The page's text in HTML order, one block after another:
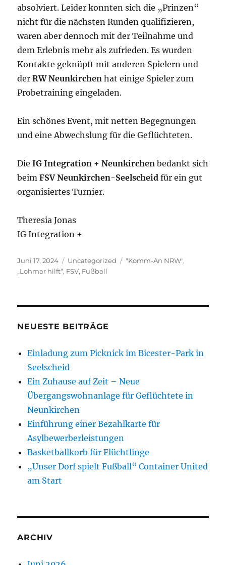
absolviert. Leider konnten sich die „Prinzen“
nicht für die nächsten Runden qualifizieren,
waren aber dennoch mit der Teilnahme und
dem Erlebnis mehr als zufrieden. Es wurden
Kontakte geknüpft mit anderen Spielern und
derRW Neunkirchen hat einige Spieler zum
Probetraining eingeladen.
Ein schönes Event, mit netten Begegnungen
und eine Abwechslung für die Geflüchteten.
DieIG Integration + Neunkirchen bedankt sich
beimFSV Neunkirchen-Seelscheid für ein gut
organisiertes Turnier.
Theresia Jonas
IG Integration +
Veröffentlicht
am
Juni 17, 2024 Kategorien
Uncategorized Schlagwörter
"Komm-An NRW",
„Lohmar hilft“, FSV, Fußball
NEUESTE BEITRÄGE
Einladung zum Picknick im Bicester-Park in
Seelscheid
Ein Zuhause auf Zeit – Neue
Übergangswohnanlage für Geflüchtete in
Neunkirchen
Einführung einer Bezahlkarte für
Asylbewerberleistungen
Basketballkorb für Flüchtlinge
„Unser Dorf spielt Fußball“ Container United
am Start
ARCHIV